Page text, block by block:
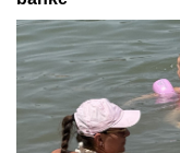
03. 08. 2026 07:31
25.000 kupaca već
više